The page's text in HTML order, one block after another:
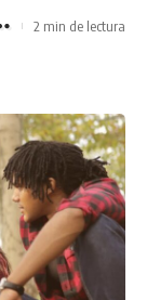
2 min de lectura